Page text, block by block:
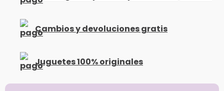
Cambios y devoluciones gratis
Juguetes 100% originales